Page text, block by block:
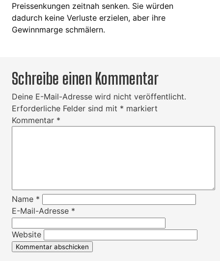
Preissenkungen zeitnah senken. Sie würden
dadurch keine Verluste erzielen, aber ihre
Gewinnmarge schmälern.
Schreibe einen Kommentar
Deine E-Mail-Adresse wird nicht veröffentlicht.
Erforderliche Felder sind mit * markiert
Kommentar *
Name *
E-Mail-Adresse *
Website